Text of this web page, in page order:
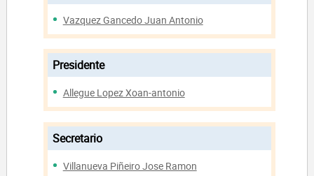
Vazquez Gancedo Juan Antonio
Presidente
Allegue Lopez Xoan-antonio
Secretario
Villanueva Piñeiro Jose Ramon